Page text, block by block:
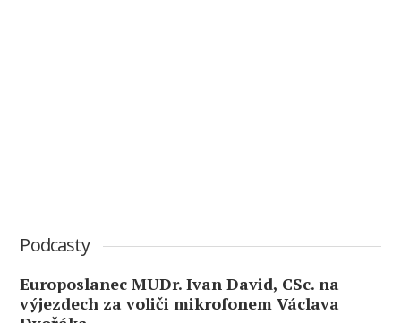
Podcasty
Europoslanec MUDr. Ivan David, CSc. na
výjezdech za voliči mikrofonem Václava